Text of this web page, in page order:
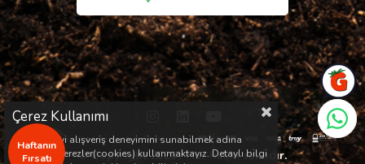
Haftanın
Fırsatı
© Copyright 2026 / Her hakkı saklıdır.
Çerez Kullanımı
Sizlere en iyi alışveriş deneyimini sunabilmek adına
sitemizde çerezler(cookies) kullanmaktayız. Detaylı bilgi